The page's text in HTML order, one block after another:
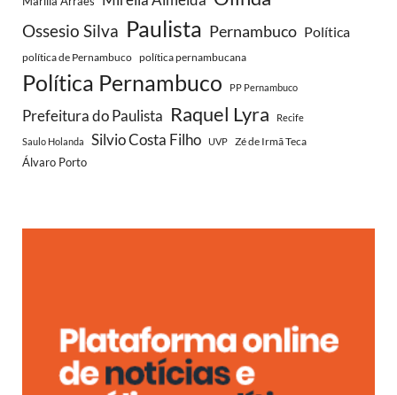
Ossesio Silva Paulista Pernambuco Política
política de Pernambuco política pernambucana
Política Pernambuco PP Pernambuco
Prefeitura do Paulista Raquel Lyra Recife
Saulo Holanda Silvio Costa Filho UVP
Zé de Irmã Teca
Álvaro Porto